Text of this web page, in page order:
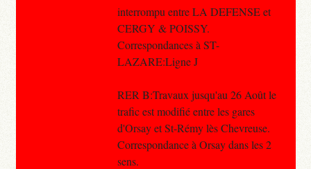
interrompu entre LA DEFENSE et
CERGY & POISSY.
Correspondances à ST-
LAZARE:Ligne J
RER B:Travaux jusqu'au 26 Août le
trafic est modifié entre les gares
d'Orsay et St-Rémy lès Chevreuse.
Correspondance à Orsay dans les 2
sens.